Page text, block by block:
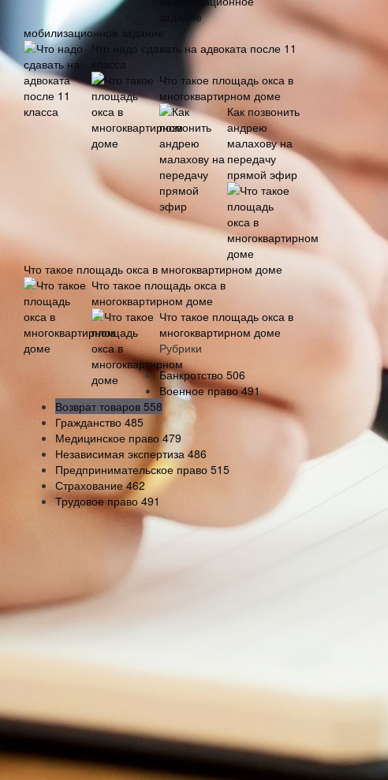
мобилизационное задание
Что надо сдавать на адвоката после 11
класса
Что такое площадь окса в
многоквартирном доме
Как позвонить
андрею
малахову на
передачу
прямой эфир
Что такое площадь окса в многоквартирном доме
Что такое площадь окса в
многоквартирном доме
Что такое площадь окса в
многоквартирном доме
Рубрики
Банкротство506
Военное право491
Возврат товаров 558
Гражданство 485
Медицинское право 479
Независимая экспертиза 486
Предпринимательское право 515
Страхование462
Трудовое право 491